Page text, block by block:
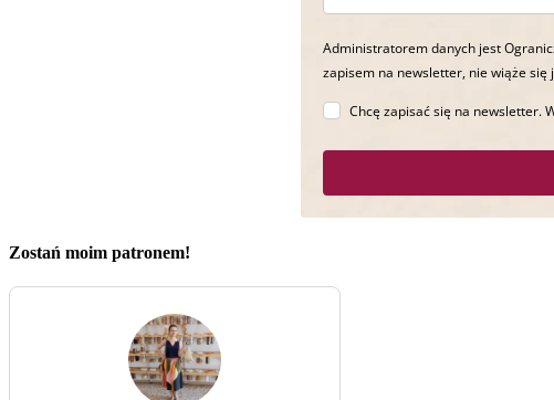
Administratorem danych jest
zapisem na newsletter, nie wiąże
Chcę zapisać się na newsletter.
Zostań moim patronem!